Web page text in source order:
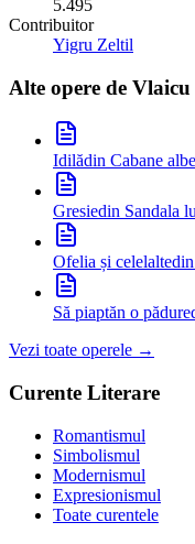
5.495
Contribuitor
Yigru Zeltil
Alte opere de Vlaicu
Idilădin Cabane
Gresiedin Sandala
Ofelia și celelalte
Să piaptăn o pădure
Vezi toate operele →
Curente Literare
Romantismul
Simbolismul
Modernismul
Expresionismul
Toate curentele